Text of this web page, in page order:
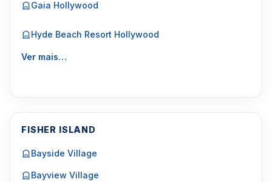
Gaia Hollywood
Hyde Beach Resort Hollywood
Ver mais…
FISHER ISLAND
Bayside Village
Bayview Village